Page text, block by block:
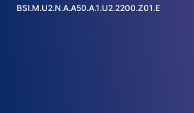
BSI.M.U2.N.A.A50.A.1.U2.2200.Z01.E